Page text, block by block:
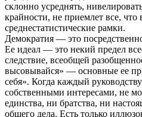
склонно усреднять,
крайности, не приемлет все, что
среднестатистические рамки.
Демократия — это
Ее идеал — это некий предел
следствие, всеобщей
высовывайся» — основные ее
себя». Когда каждый
собственными интересами, не
единства, ни братства, ни
общего дела. Есть только